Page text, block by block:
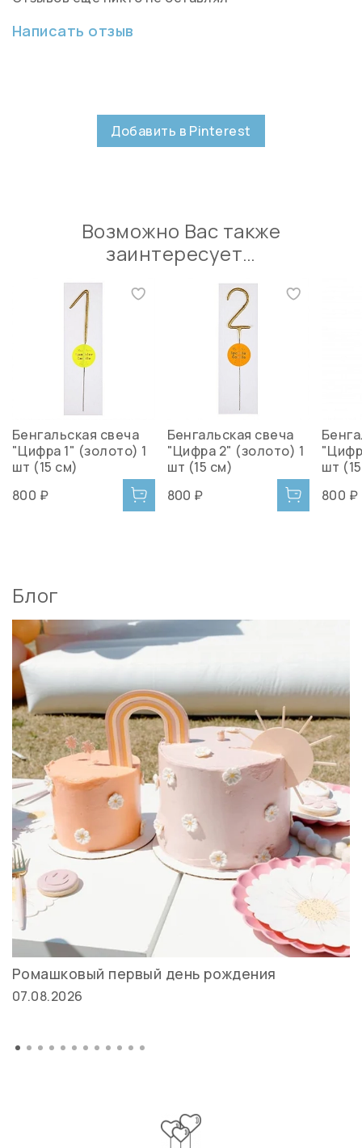
Написать отзыв
Добавить в Pinterest
Возможно Вас также
заинтересует…
Бенгальская свеча
"Цифра 1" (золото) 1
шт (15 см)
800 ₽
Бенгальская свеча
"Цифра 2" (золото) 1
шт (15 см)
800 ₽
шт
800 ₽
Блог
Ромашковый первый день рождения
07.08.2026